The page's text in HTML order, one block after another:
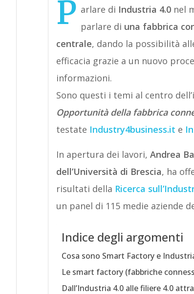
P arlare di Industria 4.0nel
parlare di una fabbrica
centrale, dando la possibilità
efficacia grazie a un nuovo
informazioni.
Sono questi i temi al centro
Opportunità della fabbrica
testate Industry4business.it e
In apertura dei lavori, Andrea
dell’Università di Brescia, ha
risultati della Ricerca
un panel di 115 medie aziende
Indice degli argomenti
Cosa sono Smart Factory e
Le smart factory (fabbriche
Dall’Industria 4.0 alle filiere 4.0